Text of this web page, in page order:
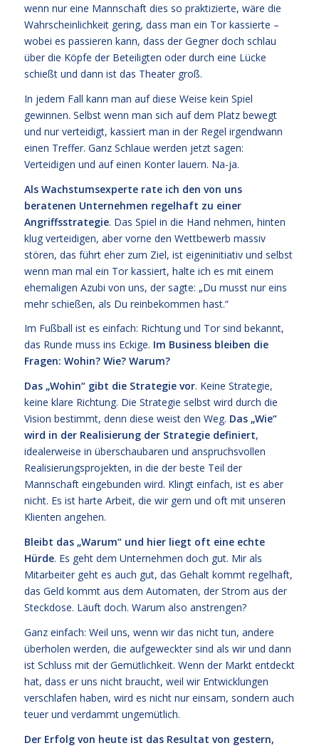
wenn nur eine Mannschaft dies so praktizierte, wäre die
Wahrscheinlichkeit gering, dass man ein Tor kassierte –
wobei es passieren kann, dass der Gegner doch schlau
über die Köpfe der Beteiligten oder durch eine Lücke
schießt und dann ist das Theater groß.
In jedem Fall kann man auf diese Weise kein Spiel
gewinnen. Selbst wenn man sich auf dem Platz bewegt
und nur verteidigt, kassiert man in der Regel irgendwann
einen Treffer. Ganz Schlaue werden jetzt sagen:
Verteidigen und auf einen Konter lauern. Na-ja.
Als Wachstumsexperte rate ich den von uns
beratenen Unternehmen regelhaft zu einer
Angriffsstrategie. Das Spiel in die Hand nehmen, hinten
klug verteidigen, aber vorne den Wettbewerb massiv
stören, das führt eher zum Ziel, ist eigeninitiativ und selbst
wenn man mal ein Tor kassiert, halte ich es mit einem
ehemaligen Azubi von uns, der sagte: „Du musst nur eins
mehr schießen, als Du reinbekommen hast.“
Im Fußball ist es einfach: Richtung und Tor sind bekannt,
das Runde muss ins Eckige. Im Business bleiben die
Fragen: Wohin? Wie? Warum?
Das „Wohin“ gibt die Strategie vor. Keine Strategie,
keine klare Richtung. Die Strategie selbst wird durch die
Vision bestimmt, denn diese weist den Weg. Das „Wie“
wird in der Realisierung der Strategie definiert,
idealerweise in überschaubaren und anspruchsvollen
Realisierungsprojekten, in die der beste Teil der
Mannschaft eingebunden wird. Klingt einfach, ist es aber
nicht. Es ist harte Arbeit, die wir gern und oft mit unseren
Klienten angehen.
Bleibt das „Warum“ und hier liegt oft eine echte
Hürde. Es geht dem Unternehmen doch gut. Mir als
Mitarbeiter geht es auch gut, das Gehalt kommt regelhaft,
das Geld kommt aus dem Automaten, der Strom aus der
Steckdose. Läuft doch. Warum also anstrengen?
Ganz einfach: Weil uns, wenn wir das nicht tun, andere
überholen werden, die aufgeweckter sind als wir und dann
ist Schluss mit der Gemütlichkeit. Wenn der Markt entdeckt
hat, dass er uns nicht braucht, weil wir Entwicklungen
verschlafen haben, wird es nicht nur einsam, sondern auch
teuer und verdammt ungemütlich.
Der Erfolg von heute ist das Resultat von gestern,